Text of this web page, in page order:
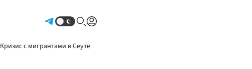
Кризис с мигрантами в Сеуте